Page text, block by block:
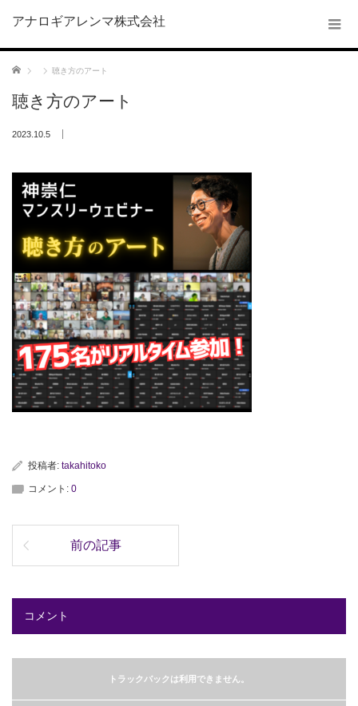
アナロギアレンマ株式会社
ホーム 聴き方のアート
聴き方のアート
2023.10.5
投稿者: takahitoko
コメント: 0
前の記事
コメント
トラックバックは利用できません。